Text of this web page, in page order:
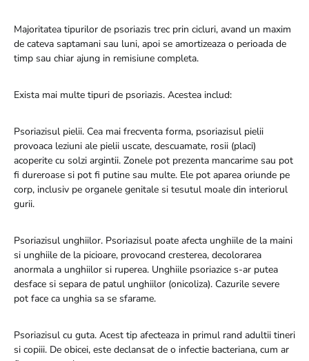
Majoritatea tipurilor de psoriazis trec prin cicluri, avand un maxim
de cateva saptamani sau luni, apoi se amortizeaza o perioada de
timp sau chiar ajung in remisiune completa.
Exista mai multe tipuri de psoriazis. Acestea includ:
Psoriazisul pielii. Cea mai frecventa forma, psoriazisul pielii
provoaca leziuni ale pielii uscate, descuamate, rosii (placi)
acoperite cu solzi argintii. Zonele pot prezenta mancarime sau pot
fi dureroase si pot fi putine sau multe. Ele pot aparea oriunde pe
corp, inclusiv pe organele genitale si tesutul moale din interiorul
gurii.
Psoriazisul unghiilor. Psoriazisul poate afecta unghiile de la maini
si unghiile de la picioare, provocand cresterea, decolorarea
anormala a unghiilor si ruperea. Unghiile psoriazice s-ar putea
desface si separa de patul unghiilor (onicoliza). Cazurile severe
pot face ca unghia sa se sfarame.
Psoriazisul cu guta. Acest tip afecteaza in primul rand adultii tineri
si copiii. De obicei, este declansat de o infectie bacteriana, cum ar